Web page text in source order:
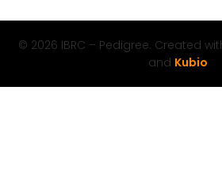
© 2026 IBRC – Pedigree. Created
and Kubio